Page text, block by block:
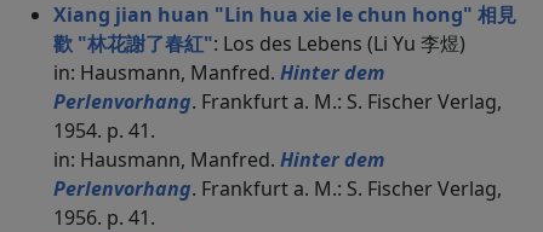
Xiang jian huan "Lin hua xie le chun hong" 相見
歡 "林花謝了春紅": Los des Lebens (Li Yu 李煜)
in: Hausmann, Manfred. Hinter dem
Perlenvorhang. Frankfurt a. M.: S. Fischer Verlag,
1954. p. 41.
in: Hausmann, Manfred. Hinter dem
Perlenvorhang. Frankfurt a. M.: S. Fischer Verlag,
1956. p. 41.